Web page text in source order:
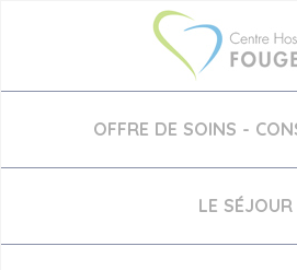
OFFRE DE SOINS -
LE SÉJOUR